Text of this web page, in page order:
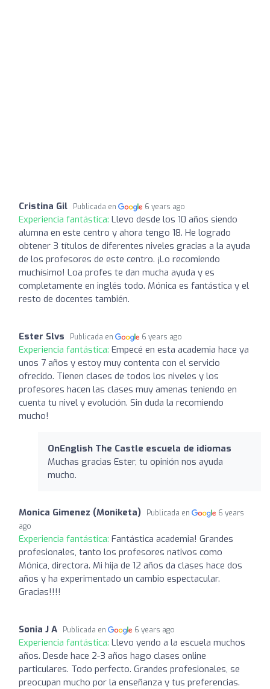
Cristina Gil Publicada en 6 years ago
Experiencia fantástica: Llevo desde los 10 años siendo
alumna en este centro y ahora tengo 18. He logrado
obtener 3 títulos de diferentes niveles gracias a la ayuda
de los profesores de este centro. ¡Lo recomiendo
muchísimo! Loa profes te dan mucha ayuda y es
completamente en inglés todo. Mónica es fantástica y el
resto de docentes también.
Ester Slvs Publicada en 6 years ago
Experiencia fantástica: Empecé en esta academia hace ya
unos 7 años y estoy muy contenta con el servicio
ofrecido. Tienen clases de todos los niveles y los
profesores hacen las clases muy amenas teniendo en
cuenta tu nivel y evolución. Sin duda la recomiendo
mucho!
OnEnglish The Castle escuela de idiomas
Muchas gracias Ester, tu opinión nos ayuda
mucho.
Monica Gimenez (Moniketa) Publicada en
6 years
ago
Experiencia fantástica: Fantástica academia! Grandes
profesionales, tanto los profesores nativos como
Mónica, directora. Mi hija de 12 años da clases hace dos
años y ha experimentado un cambio espectacular.
Gracias!!!!
Sonia J A Publicada en 6 years ago
Experiencia fantástica: Llevo yendo a la escuela muchos
años. Desde hace 2-3 años hago clases online
particulares. Todo perfecto. Grandes profesionales, se
preocupan mucho por la enseñanza y tus preferencias.